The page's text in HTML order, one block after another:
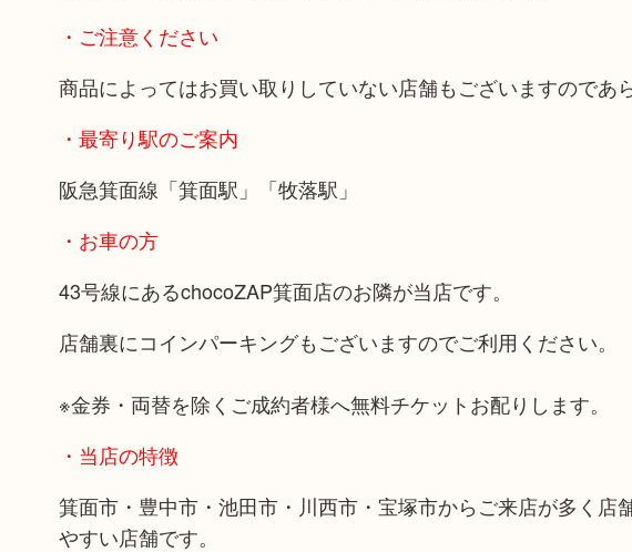
・ご注意ください
商品によってはお買い取りしていない店舗もございますのであ
・最寄り駅のご案内
阪急箕面線「箕面駅」「牧落駅」
・お車の方
43号線にあるchocoZAP箕面店のお隣が当店です。
店舗裏にコインパーキングもございますのでご利用ください。
※金券・両替を除くご成約者様へ無料チケットお配りします。
・当店の特徴
箕面市・豊中市・池田市・川西市・宝塚市からご来店が多く
やすい店舗です。